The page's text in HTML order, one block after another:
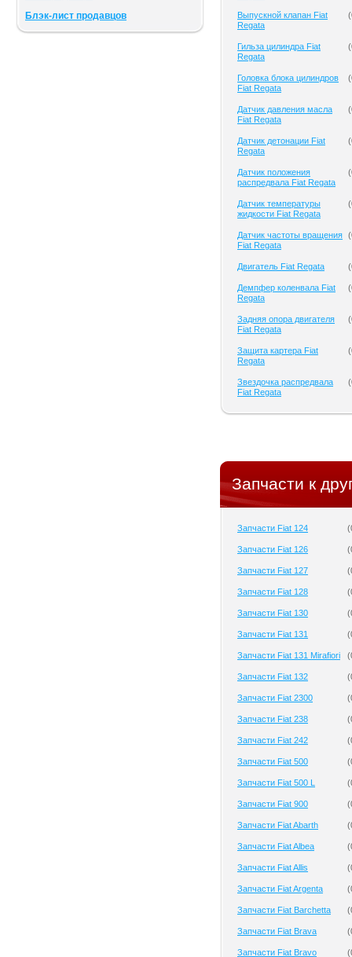
Блэк-лист продавцов
Выпускной клапан Fiat
Regata
(
Гильза цилиндра Fiat
Regata
(
Головка блока цилиндров
Fiat Regata
(
Датчик давления масла
Fiat Regata
(
Датчик детонации Fiat
Regata
(
Датчик положения
распредвала Fiat Regata
(
Датчик температуры
жидкости Fiat Regata
(
Датчик частоты вращения
Fiat Regata
(
Двигатель Fiat Regata (
Демпфер коленвала Fiat
Regata
(
Задняя опора двигателя
Fiat Regata
(
Защита картера Fiat
Regata
(
Звездочка распредвала
Fiat Regata
(
Запчасти к
Запчасти Fiat 124 (
Запчасти Fiat 126 (
Запчасти Fiat 127 (
Запчасти Fiat 128 (
Запчасти Fiat 130 (
Запчасти Fiat 131 (
Запчасти Fiat 131 Mirafiori (
Запчасти Fiat 132 (
Запчасти Fiat 2300 (
Запчасти Fiat 238 (
Запчасти Fiat 242 (
Запчасти Fiat 500 (
Запчасти Fiat 500 L (
Запчасти Fiat 900 (
Запчасти Fiat Abarth (
Запчасти Fiat Albea (
Запчасти Fiat Allis (
Запчасти Fiat Argenta (
Запчасти Fiat Barchetta (
Запчасти Fiat Brava (
Запчасти Fiat Bravo (